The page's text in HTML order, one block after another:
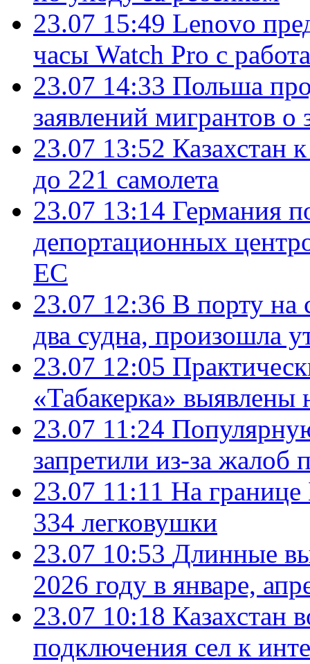
23.07 15:49 Lenovo
часы Watch Pro с
23.07 14:33 Польша
заявлений мигрантов
23.07 13:52 Казахстан
до 221 самолета
23.07 13:14 Германия
депортационных
ЕС
23.07 12:36 В порту на
два судна, произошла
23.07 12:05
«Табакерка»
23.07 11:24
запретили из-за жалоб
23.07 11:11 На границе
334 легковушки
23.07 10:53 Длинные
2026 году в январе,
23.07 10:18 Казахстан
подключения сел к